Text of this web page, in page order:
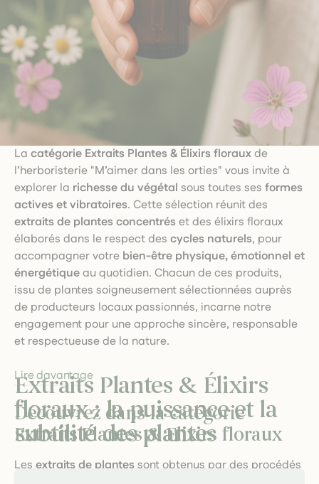
La catégorie Extraits Plantes & Élixirs florauxde
l’herboristerie "M’aimer dans les orties" vous invite à
explorer la richesse du végétal sous toutes ses formes
actives et vibratoires. Cette sélection réunit des
extraits de plantes concentréset des élixirs floraux
élaborés dans le respect des cycles naturels, pour
accompagner votre bien-être physique, émotionnel et
énergétiqueau quotidien. Chacun de ces produits,
issu de plantes soigneusement sélectionnées auprès
de producteurs locaux passionnés, incarne notre
engagement pour une approche sincère, responsable
et respectueuse de la nature.
Extraits Plantes & Élixirs
floraux : la puissance et la
subtilité des plantes
Les extraits de plantessont obtenus par des procédés
Lire davantage
Découvrez dans la catégorie
Extraits Plantes & Elixirs floraux